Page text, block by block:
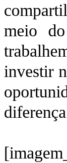
meio
investir